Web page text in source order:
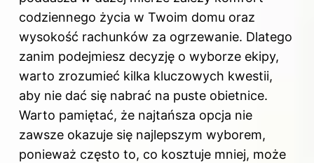
codziennego życia w Twoim domu oraz
wysokość rachunków za ogrzewanie. Dlatego
zanim podejmiesz decyzję o wyborze ekipy,
warto zrozumieć kilka kluczowych kwestii,
aby nie dać się nabrać na puste obietnice.
Warto pamiętać, że najtańsza opcja nie
zawsze okazuje się najlepszym wyborem,
ponieważ często to, co kosztuje mniej, może